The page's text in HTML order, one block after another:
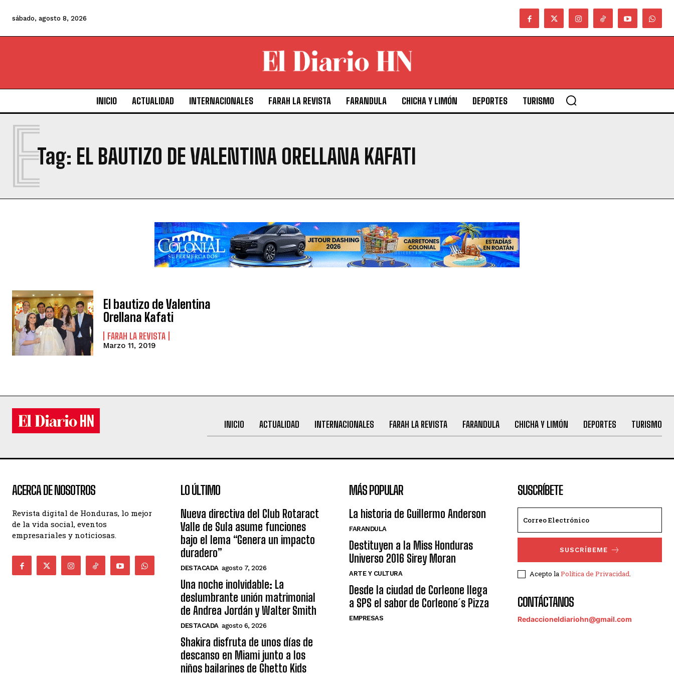
sábado, agosto 8, 2026
INICIO ACTUALIDAD INTERNACIONALES FARAH LA REVISTA FARANDULA CHICHA Y LIMÓN DEPORTES TURISMO
Tag: EL BAUTIZO DE VALENTINA ORELLANA KAFATI
E
El bautizo de Valentina
Orellana Kafati
FARAH LA REVISTA
Marzo 11, 2019
INICIO ACTUALIDAD INTERNACIONALES FARAH LA REVISTA FARANDULA CHICHA Y LIMÓN DEPORTES TURISMO
ACERCA DE NOSOTROS
Revista digital de Honduras, lo mejor
de la vida social, eventos
empresariales y noticiosas.
LO ÚLTIMO
Nueva directiva del Club Rotaract
Valle de Sula asume funciones
bajo el lema “Genera un impacto
duradero”
DESTACADA agosto 7, 2026
Una noche inolvidable: La
deslumbrante unión matrimonial
de Andrea Jordán y Walter Smith
DESTACADA agosto 6, 2026
Shakira disfruta de unos días de
descanso en Miami junto a los
niños bailarines de Ghetto Kids
MÁS POPULAR
La historia de Guillermo Anderson
FARANDULA
Destituyen a la Miss Honduras
Universo 2016 Sirey Moran
ARTE Y CULTURA
Desde la ciudad de Corleone llega
a SPS el sabor de Corleone´s Pizza
EMPRESAS
SUSCRÍBETE
SUSCRÍBEME
Acepto laPolítica de Privacidad.
CONTÁCTANOS
Redaccioneldiariohn@gmail.com